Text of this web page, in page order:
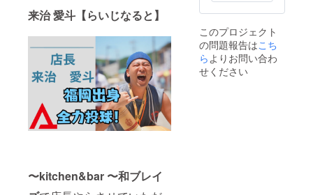
来治 愛斗【らいじなると】
〜kitchen&bar 〜和ブレイ
このプロジェクト
の問題報告はこち
ら よりお問い合わ
せください